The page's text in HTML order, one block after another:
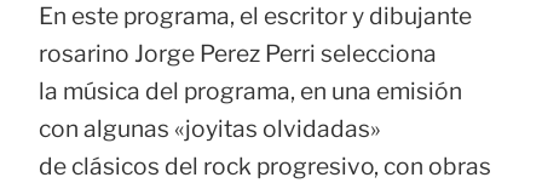
En este programa, el escritor y dibujante
rosarino Jorge Perez Perri selecciona
la música del programa, en una emisión
con algunas «joyitas olvidadas»
de clásicos del rock progresivo, con obras